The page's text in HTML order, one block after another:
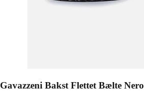
Gavazzeni Bakst Flettet Bælte Nero